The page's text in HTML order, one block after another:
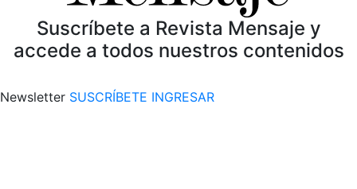
Suscríbete a Revista Mensaje y
accede a todos nuestros contenidos
Newsletter SUSCRÍBETE INGRESAR